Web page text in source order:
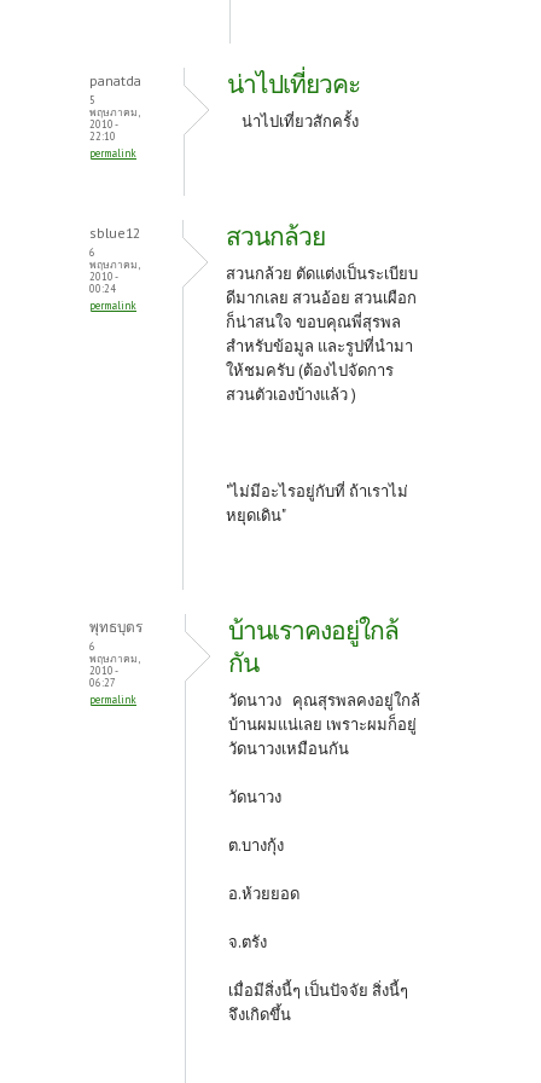
panatda
5
พฤษภาคม,
2010 -
22:10
permalink
น่าไปเที่ยวคะ
น่าไปเที่ยวสักครั้ง
sblue12
6
พฤษภาคม,
2010 -
00:24
permalink
สวนกล้วย
สวนกล้วย ตัดแต่งเป็นระเบียบ
ดีมากเลย สวนอ้อย สวนเผือก
ก็น่าสนใจ ขอบคุณพี่สุรพล
สำหรับข้อมูล และรูปที่นำมา
ให้ชมครับ (ต้องไปจัดการ
สวนตัวเองบ้างแล้ว )
"ไม่มีอะไรอยู่กับที่ ถ้าเราไม่
หยุดเดิน"
พุทธบุตร
6
พฤษภาคม,
2010 -
06:27
permalink
บ้านเราคงอยู่ใกล้
กัน
วัดนาวง คุณสุรพลคงอยู่ใกล้
บ้านผมแน่เลย เพราะผมก็อยู่
วัดนาวงเหมือนกัน
วัดนาวง
ต.บางกุ้ง
อ.ห้วยยอด
จ.ตรัง
เมื่อมีสิ่งนี้ๆ เป็นปัจจัย สิ่งนี้ๆ
จึงเกิดขึ้น